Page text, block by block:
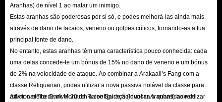
Domina as Profundezas em Curse of the Allflame |
Prepare-se com Moeda de PoE 3.29 Agora
Exiles, Path of Exile 3.29: Curse of the Allflame será lançado oficialmente
a 24 de julho de 2026. Esta grande atualização leva os jogadores às
profundezas das águas geladas de Wraeclast, introduzindo uma nova liga de
desafio subaquática, a Classe de Ascensão da Scion, uma reformulação do
Aranhas) de nível 1 ao matar um inimigo.
Estas aranhas são poderosas por si só, e podes melhorá-las ainda mais
através de dano de lacaios, veneno ou golpes críticos, tornando-as a tua
principal fonte de dano.
No entanto, estas aranhas têm uma característica pouco conhecida: cada
uma delas concede-te um bónus de 15% no dano de veneno e um bónus
de 2% na velocidade de ataque. Ao combinar a Arakaali’s Fang com a
classe Reliquarian, podes utilizar a nova passiva notável da classe para
ativar o efeito de nível 20 de Raise Spiders (Invocar Aranhas) ao realizar
Adicionar The Dark Monarch à configuração duplica a quantidade de